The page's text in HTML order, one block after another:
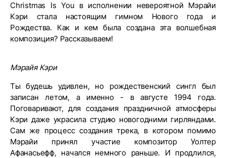
Christmas Is You в исполнении невероятной Мэрайи
Кэри стала настоящим гимном Нового года и
Рождества. Как и кем была создана эта волшебная
композиция? Рассказываем!
Мэрайя Кэри
Ты будешь удивлен, но рождественский сингл был
записан летом, а именно - в августе 1994 года.
Поговаривают, для создания праздничной атмосферы
Кэри даже украсила студию новогодними гирляндами.
Сам же процесс создания трека, в котором помимо
Мэрайи принял участие композитор Уолтер
Афанасьефф, начался немного раньше. И продлился,